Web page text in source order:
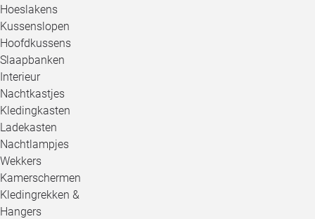
Hoeslakens
Kussenslopen
Hoofdkussens
Slaapbanken
Interieur
Nachtkastjes
Kledingkasten
Ladekasten
Nachtlampjes
Wekkers
Kamerschermen
Kledingrekken &
Hangers